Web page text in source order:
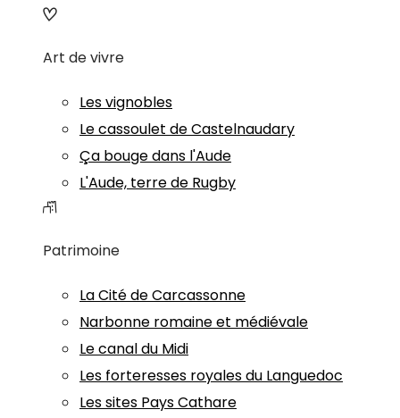
Art de vivre
Les vignobles
Le cassoulet de Castelnaudary
Ça bouge dans l'Aude
L'Aude, terre de Rugby
Patrimoine
La Cité de Carcassonne
Narbonne romaine et médiévale
Le canal du Midi
Les forteresses royales du Languedoc
Les sites Pays Cathare